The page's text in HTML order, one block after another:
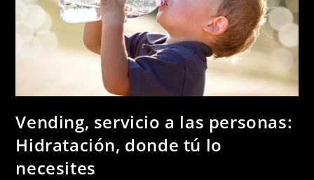
Vending, servicio a las personas:
Hidratación, donde tú lo
necesites